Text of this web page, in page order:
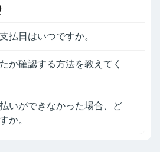
払日はいつですか。
か確認する方法を教えてく
いができなかった場合、ど
か。